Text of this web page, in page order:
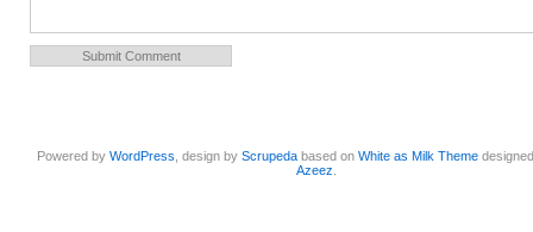
Powered byWordPress , design byScrupeda based onWhite as Milk Theme
Azeez